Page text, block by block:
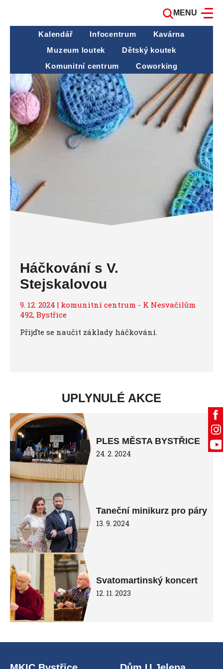
MENU
Kalendář Infocentrum
Kavárna
Muzeum loutek
Dětský koutek
Komunitní centrum
Coworking
Háčkování s V.
Stejskalovou
9. 12. 2024 | komunitní centrum - K Nesvačilům
492, Bystřice
Přijďte se naučit základy háčkování.
UPLYNULÉ AKCE
PLES MĚSTA BYSTŘICE
24. 2. 2024
Taneční minikurz pro páry
13. 9. 2024
Svatomartinský koncert
12. 11. 2023